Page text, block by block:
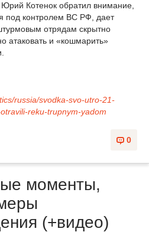
Котенок обратил внимание,
под контролем ВС РФ, дает
отрядам скрытно
атаковать и «кошмарить»
russia/svodka-svo-utro-21-
reku-trupnym-yadom
0
моменты,
(+видео)